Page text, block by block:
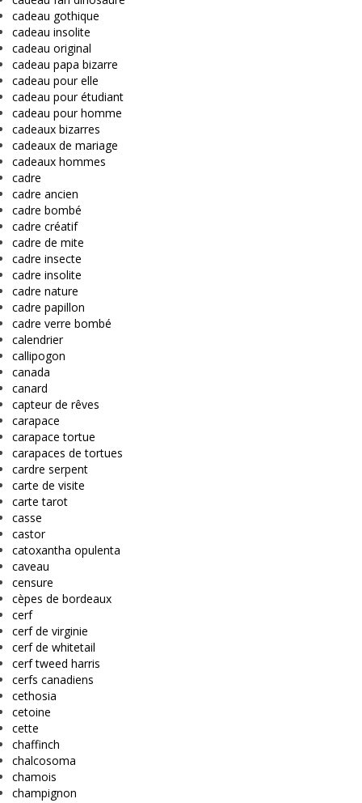
cadeau gothique
cadeau insolite
cadeau original
cadeau papa bizarre
cadeau pour elle
cadeau pour étudiant
cadeau pour homme
cadeaux bizarres
cadeaux de mariage
cadeaux hommes
cadre
cadre ancien
cadre bombé
cadre créatif
cadre de mite
cadre insecte
cadre insolite
cadre nature
cadre papillon
cadre verre bombé
calendrier
callipogon
canada
canard
capteur de rêves
carapace
carapace tortue
carapaces de tortues
cardre serpent
carte de visite
carte tarot
casse
castor
catoxantha opulenta
caveau
censure
cèpes de bordeaux
cerf
cerf de virginie
cerf de whitetail
cerf tweed harris
cerfs canadiens
cethosia
cetoine
cette
chaffinch
chalcosoma
chamois
champignon